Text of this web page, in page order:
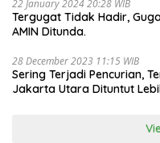
22 January 2024 20:28 WIB
Tergugat Tidak Hadir,
AMIN Ditunda.
28 December 2023 11:15 WIB
Sering Terjadi Pencurian,
Jakarta Utara Dituntut